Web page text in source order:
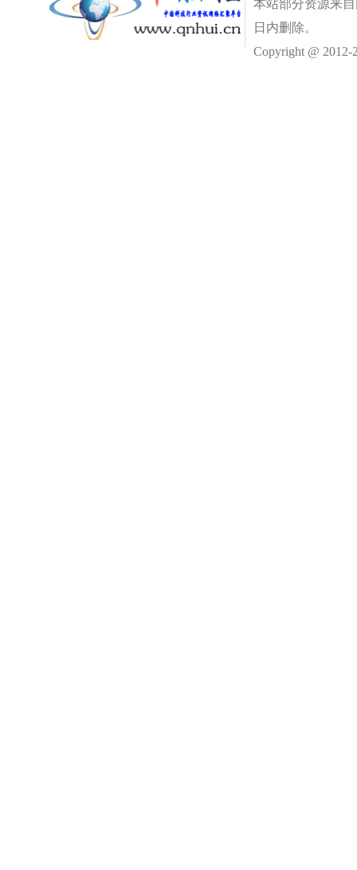
本站部分资源来
日内删除。
Copyright @ 2012-